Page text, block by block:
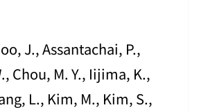
J., Assantachai, P.,
Chou, M. Y., Iijima, K.,
L., Kim, M., Kim, S.,